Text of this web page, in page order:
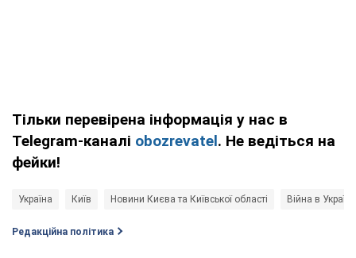
Тільки перевірена інформація у нас в
Telegram-каналі obozrevatel. Не ведіться на
фейки!
Україна Київ Новини Києва та Київської області Війна в Україні
Редакційна політика